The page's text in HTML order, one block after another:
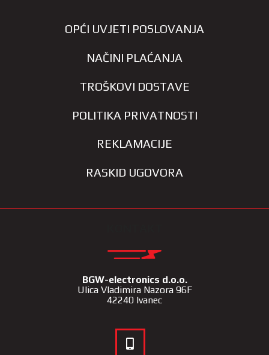
OPĆI UVJETI POSLOVANJA
NAČINI PLAĆANJA
TROŠKOVI DOSTAVE
POLITIKA PRIVATNOSTI
REKLAMACIJE
RASKID UGOVORA
BGW-electronics d.o.o.
Ulica Vladimira Nazora 96F
42240 Ivanec